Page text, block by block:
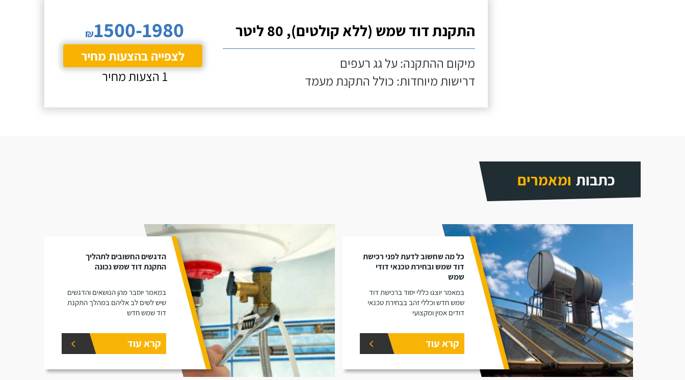
התקנת דוד שמש (ללא קולטים), 80 ליטר
מיקום ההתקנה: על גג רעפים
דרישות מיוחדות: כולל התקנת מעמד
₪1500-1980
לצפייה בהצעות מחיר
1 הצעות מחיר
כתבות ומאמרים
כל מה שחשוב לדעת לפני רכישת
דוד שמש ובחירת טכנאי דודי
שמש
במאמר יוצגו כללי יסוד ברכישת דוד
שמש חדש וכללי זהב בבחירת טכנאי
דודים אמין ומקצועי
קרא עוד
הדגשים החשובים לתהליך
התקנת דוד שמש נכונה
במאמר יוסבר מהן הנושאים והדגשים
שיש לשים לב אליהם במהלך התקנת
דוד שמש חדש
קרא עוד